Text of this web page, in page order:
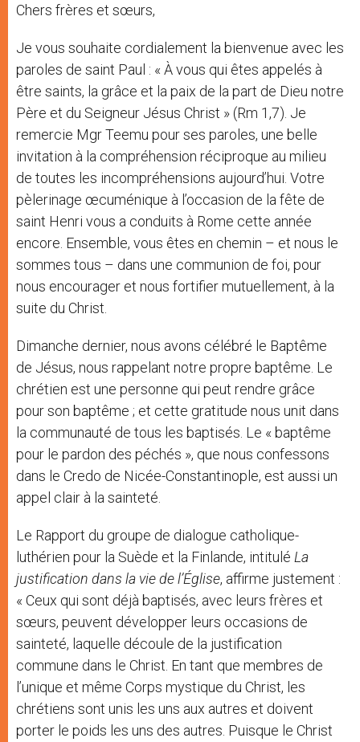
Chers frères et sœurs,
Je vous souhaite cordialement la bienvenue avec les
paroles de saint Paul : « À vous qui êtes appelés à
être saints, la grâce et la paix de la part de Dieu notre
Père et du Seigneur Jésus Christ » (Rm 1,7). Je
remercie Mgr Teemu pour ses paroles, une belle
invitation à la compréhension réciproque au milieu
de toutes les incompréhensions aujourd’hui. Votre
pèlerinage œcuménique à l’occasion de la fête de
saint Henri vous a conduits à Rome cette année
encore. Ensemble, vous êtes en chemin – et nous le
sommes tous – dans une communion de foi, pour
nous encourager et nous fortifier mutuellement, à la
suite du Christ.
Dimanche dernier, nous avons célébré le Baptême
de Jésus, nous rappelant notre propre baptême. Le
chrétien est une personne qui peut rendre grâce
pour son baptême ; et cette gratitude nous unit dans
la communauté de tous les baptisés. Le « baptême
pour le pardon des péchés », que nous confessons
dans le Credo de Nicée-Constantinople, est aussi un
appel clair à la sainteté.
Le Rapport du groupe de dialogue catholique-
luthérien pour la Suède et la Finlande, intitulé La
justification dans la vie de l’Église, affirme justement :
« Ceux qui sont déjà baptisés, avec leurs frères et
sœurs, peuvent développer leurs occasions de
sainteté, laquelle découle de la justification
commune dans le Christ. En tant que membres de
l’unique et même Corps mystique du Christ, les
chrétiens sont unis les uns aux autres et doivent
porter le poids les uns des autres. Puisque le Christ